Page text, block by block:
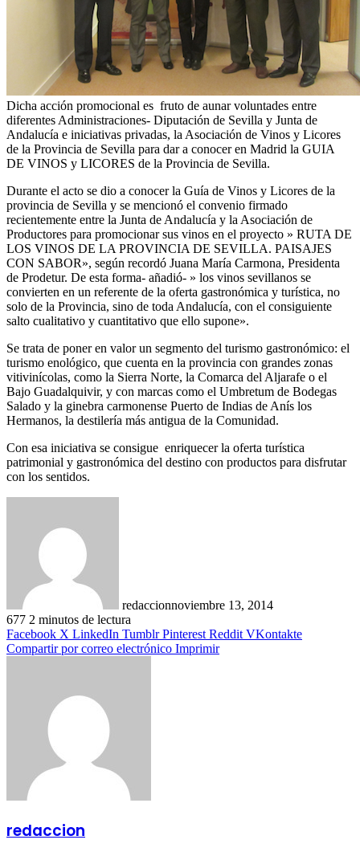
Dicha acción promocional es fruto de aunar voluntades entre
diferentes Administraciones- Diputación de Sevilla y Junta de
Andalucía e iniciativas privadas, la Asociación de Vinos y Licores
de la Provincia de Sevilla para dar a conocer en Madrid la GUIA
DE VINOS y LICORES de la Provincia de Sevilla.
Durante el acto se dio a conocer la Guía de Vinos y Licores de la
provincia de Sevilla y se mencionó el convenio firmado
recientemente entre la Junta de Andalucía y la Asociación de
Productores para promocionar sus vinos en el proyecto » RUTA DE
LOS VINOS DE LA PROVINCIA DE SEVILLA. PAISAJES
CON SABOR», según recordó Juana María Carmona, Presidenta
de Prodetur. De esta forma- añadió- » los vinos sevillanos se
convierten en un referente de la oferta gastronómica y turística, no
solo de la Provincia, sino de toda Andalucía, con el consiguiente
salto cualitativo y cuantitativo que ello supone».
Se trata de poner en valor un segmento del turismo gastronómico: el
turismo enológico, que cuenta en la provincia con grandes zonas
vitivinícolas, como la Sierra Norte, la Comarca del Aljarafe o el
Bajo Guadalquivir, y con marcas como el Umbretum de Bodegas
Salado y la ginebra carmonense Puerto de Indias de Anís los
Hermanos, la destilería más antigua de la Comunidad.
Con esa iniciativa se consigue enriquecer la oferta turística
patrimonial y gastronómica del destino con productos para disfrutar
con los sentidos.
redaccionnoviembre 13, 2014
677 2 minutos de lectura
Facebook X LinkedIn Tumblr Pinterest Reddit VKontakte
Compartir por correo electrónico Imprimir
redaccion